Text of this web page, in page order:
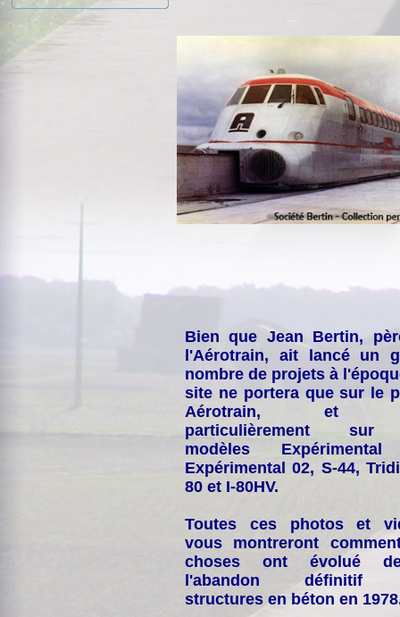
Bien que Jean Bertin,
l'Aérotrain, ait lancé un
nombre de projets à
site ne portera que sur le
Aérotrain, et
particulièrement
modèles
Expérimental 02, S-44,
80 et I-80HV.
Toutes ces photos et
vous montreront
choses ont évolué
l'abandon définitif
structures en béton en